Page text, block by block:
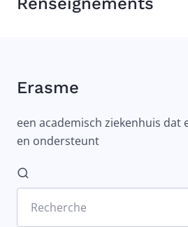
Erasme
een academisch ziekenhuis dat
en ondersteunt
Recherche